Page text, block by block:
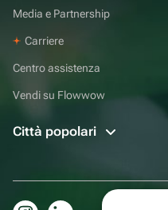
Media e Partnership
Carriere
Centro assistenza
Vendi su Flowwow
Città popolari